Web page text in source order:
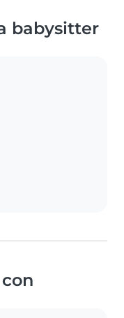
babysitter